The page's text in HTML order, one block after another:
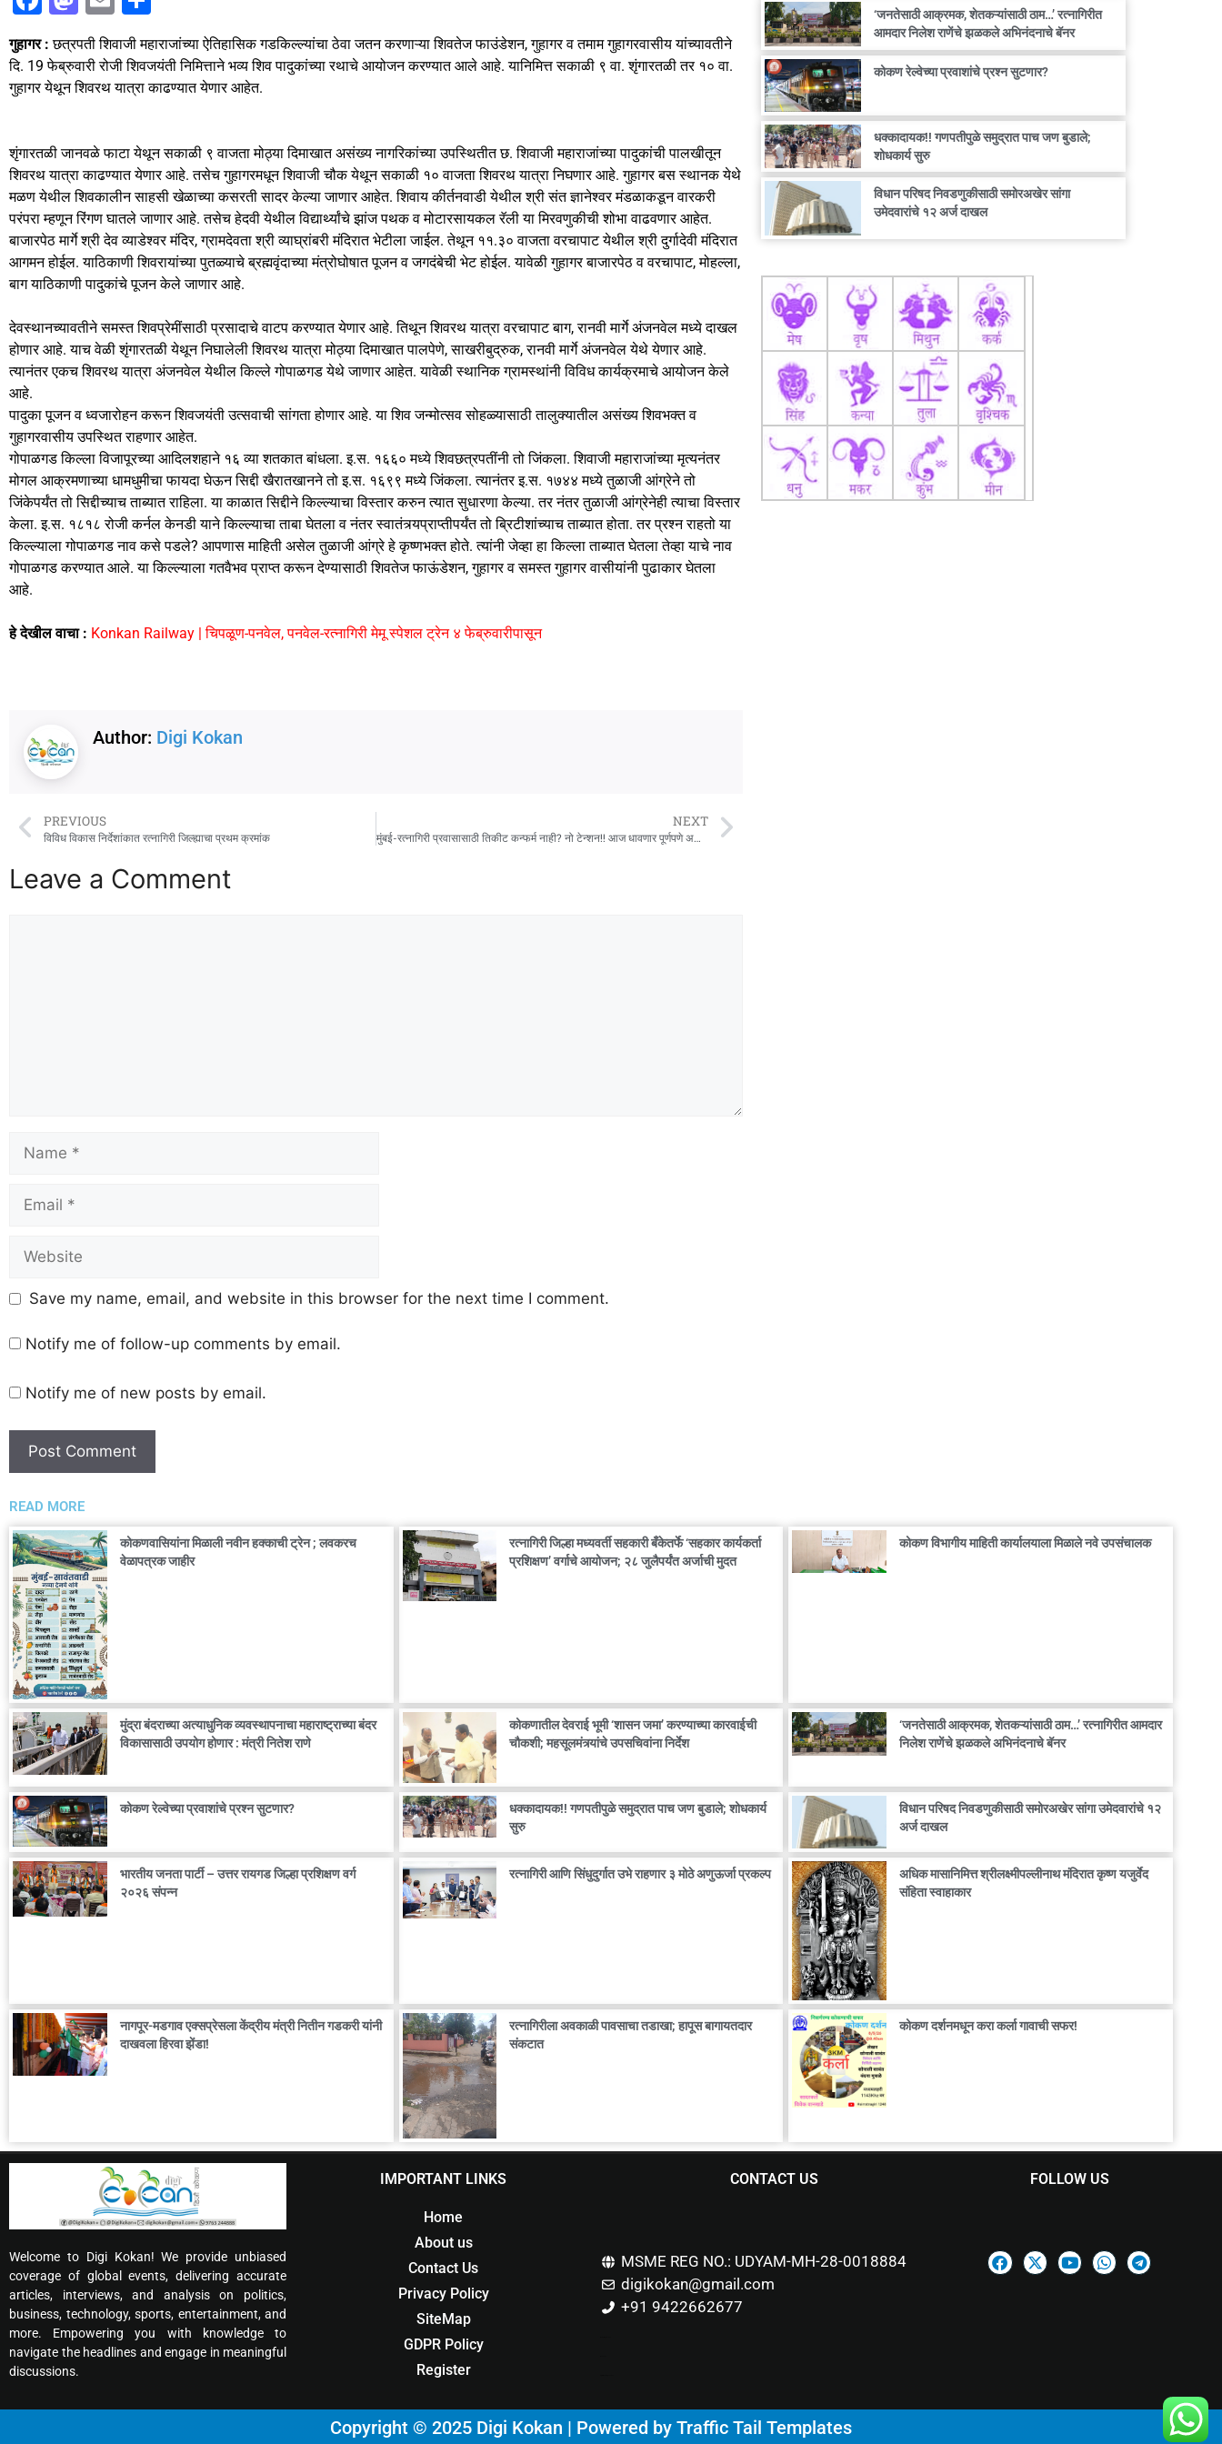
c
e
o
o
k
a
st
o
o
n
m
ai
l
ar
e
गुहागर : छत्रपती शिवाजी महाराजांच्या ऐतिहासिक गडकिल्ल्यांचा ठेवा जतन करणाऱ्या शिवतेज फाउंडेशन, गुहागर व तमाम गुहागरवासीय यांच्यावतीने
दि. 19 फेब्रुवारी रोजी शिवजयंती निमित्ताने भव्य शिव पादुकांच्या रथाचे आयोजन करण्यात आले आहे. यानिमित्त सकाळी ९ वा. शृंगारतळी तर १० वा.
गुहागर येथून शिवरथ यात्रा काढण्यात येणार आहेत.
शृंगारतळी जानवळे फाटा येथून सकाळी ९ वाजता मोठ्या दिमाखात असंख्य नागरिकांच्या उपस्थितीत छ. शिवाजी महाराजांच्या पादुकांची पालखीतून
शिवरथ यात्रा काढण्यात येणार आहे. तसेच गुहागरमधून शिवाजी चौक येथून सकाळी १० वाजता शिवरथ यात्रा निघणार आहे. गुहागर बस स्थानक येथे
मळण येथील शिवकालीन साहसी खेळाच्या कसरती सादर केल्या जाणार आहेत. शिवाय कीर्तनवाडी येथील श्री संत ज्ञानेश्वर मंडळाकडून वारकरी
परंपरा म्हणून रिंगण घातले जाणार आहे. तसेच हेदवी येथील विद्यार्थ्यांचे झांज पथक व मोटारसायकल रॅली या मिरवणुकीची शोभा वाढवणार आहेत.
बाजारपेठ मार्गे श्री देव व्याडेश्वर मंदिर, ग्रामदेवता श्री व्याघ्रांबरी मंदिरात भेटीला जाईल. तेथून ११.३० वाजता वरचापाट येथील श्री दुर्गादेवी मंदिरात
आगमन होईल. याठिकाणी शिवरायांच्या पुतळ्याचे ब्रह्मवृंदाच्या मंत्रोघोषात पूजन व जगदंबेची भेट होईल. यावेळी गुहागर बाजारपेठ व वरचापाट, मोहल्ला,
बाग याठिकाणी पादुकांचे पूजन केले जाणार आहे.
देवस्थानच्यावतीने समस्त शिवप्रेमींसाठी प्रसादाचे वाटप करण्यात येणार आहे. तिथून शिवरथ यात्रा वरचापाट बाग, रानवी मार्गे अंजनवेल मध्ये दाखल
होणार आहे. याच वेळी शृंगारतळी येथून निघालेली शिवरथ यात्रा मोठ्या दिमाखात पालपेणे, साखरीबुद्रुक, रानवी मार्गे अंजनवेल येथे येणार आहे.
त्यानंतर एकच शिवरथ यात्रा अंजनवेल येथील किल्ले गोपाळगड येथे जाणार आहेत. यावेळी स्थानिक ग्रामस्थांनी विविध कार्यक्रमाचे आयोजन केले
आहे.
पादुका पूजन व ध्वजारोहन करून शिवजयंती उत्सवाची सांगता होणार आहे. या शिव जन्मोत्सव सोहळ्यासाठी तालुक्यातील असंख्य शिवभक्त व
गुहागरवासीय उपस्थित राहणार आहेत.
गोपाळगड किल्ला विजापूरच्या आदिलशहाने १६ व्या शतकात बांधला. इ.स. १६६० मध्ये शिवछत्रपतींनी तो जिंकला. शिवाजी महाराजांच्या मृत्यनंतर
मोगल आक्रमणाच्या धामधुमीचा फायदा घेऊन सिद्दी खैरातखानने तो इ.स. १६९९ मध्ये जिंकला. त्यानंतर इ.स. १७४४ मध्ये तुळाजी आंग्रेने तो
जिंकेपर्यंत तो सिद्दीच्याच ताब्यात राहिला. या काळात सिद्दीने किल्ल्याचा विस्तार करुन त्यात सुधारणा केल्या. तर नंतर तुळाजी आंग्रेनेही त्याचा विस्तार
केला. इ.स. १८१८ रोजी कर्नल केनडी याने किल्ल्याचा ताबा घेतला व नंतर स्वातंत्र्यप्राप्तीपर्यंत तो ब्रिटीशांच्याच ताब्यात होता. तर प्रश्न राहतो या
किल्ल्याला गोपाळगड नाव कसे पडले? आपणास माहिती असेल तुळाजी आंग्रे हे कृष्णभक्त होते. त्यांनी जेव्हा हा किल्ला ताब्यात घेतला तेव्हा याचे नाव
गोपाळगड करण्यात आले. या किल्ल्याला गतवैभव प्राप्त करून देण्यासाठी शिवतेज फाऊंडेशन, गुहागर व समस्त गुहागर वासीयांनी पुढाकार घेतला
आहे.
हे देखील वाचा : Konkan Railway | चिपळूण-पनवेल, पनवेल-रत्नागिरी मेमू स्पेशल ट्रेन ४ फेब्रुवारीपासून
Author: Digi Kokan
PREVIOUS
विविध विकास निर्देशांकात रत्नागिरी जिल्ह्याचा प्रथम क्रमांक
NEXT
मुंबई-रत्नागिरी प्रवासासाठी तिकीट कन्फर्म नाही? नो टेन्शन!! आज धावणार पूर्णपणे अनारक्षित गाडी!
Leave a Comment
Save my name, email, and website in this browser for the next time I comment.
Notify me of follow-up comments by email.
Notify me of new posts by email.
‘जनतेसाठी आक्रमक, शेतकऱ्यांसाठी ठाम…’ रत्नागिरीत
आमदार निलेश राणेंचे झळकले अभिनंदनाचे बॅनर
कोकण रेल्वेच्या प्रवाशांचे प्रश्न सुटणार?
धक्कादायक!! गणपतीपुळे समुद्रात पाच जण बुडाले;
शोधकार्य सुरु
विधान परिषद निवडणुकीसाठी समोरअखेर सांगा
उमेदवारांचे १२ अर्ज दाखल
READ MORE
कोकणवासियांना मिळाली नवीन हक्काची ट्रेन ; लवकरच
वेळापत्रक जाहीर
रत्नागिरी जिल्हा मध्यवर्ती सहकारी बँकेतर्फे ‘सहकार कार्यकर्ता
प्रशिक्षण’ वर्गाचे आयोजन; २८ जुलैपर्यंत अर्जाची मुदत
कोकण विभागीय माहिती कार्यालयाला मिळाले नवे उपसंचालक
मुंद्रा बंदराच्या अत्याधुनिक व्यवस्थापनाचा महाराष्ट्राच्या बंदर
विकासासाठी उपयोग होणार : मंत्री नितेश राणे
कोकणातील देवराई भूमी ‘शासन जमा’ करण्याच्या कारवाईची
चौकशी; महसूलमंत्र्यांचे उपसचिवांना निर्देश
‘जनतेसाठी आक्रमक, शेतकऱ्यांसाठी ठाम…’ रत्नागिरीत आमदार
निलेश राणेंचे झळकले अभिनंदनाचे बॅनर
कोकण रेल्वेच्या प्रवाशांचे प्रश्न सुटणार?
धक्कादायक!! गणपतीपुळे समुद्रात पाच जण बुडाले; शोधकार्य
सुरु
विधान परिषद निवडणुकीसाठी समोरअखेर सांगा उमेदवारांचे १२
अर्ज दाखल
भारतीय जनता पार्टी – उत्तर रायगड जिल्हा प्रशिक्षण वर्ग
२०२६ संपन्न
रत्नागिरी आणि सिंधुदुर्गात उभे राहणार ३ मोठे अणुऊर्जा प्रकल्प
अधिक मासानिमित्त श्रीलक्ष्मीपल्लीनाथ मंदिरात कृष्ण यजुर्वेद
संहिता स्वाहाकार
नागपूर-मडगाव एक्सप्रेसला केंद्रीय मंत्री नितीन गडकरी यांनी
दाखवला हिरवा झेंडा!
रत्नागिरीला अवकाळी पावसाचा तडाखा; हापूस बागायतदार
संकटात
कोकण दर्शनमधून करा कर्ला गावाची सफर!
Welcome to Digi Kokan! We provide unbiased
coverage of global events, delivering accurate
articles, interviews, and analysis on politics,
business, technology, sports, entertainment, and
more. Empowering you with knowledge to
navigate the headlines and engage in meaningful
discussions.
IMPORTANT LINKS
Home
About us
Contact Us
Privacy Policy
SiteMap
GDPR Policy
Register
CONTACT US
MSME REG NO.: UDYAM-MH-28-0018884
digikokan@gmail.com
+91 9422662677
FOLLOW US
Copyright © 2025 Digi Kokan | Powered by Traffic Tail Templates